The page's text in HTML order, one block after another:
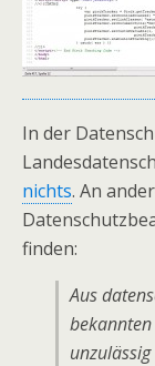
In der
nichts. An
finden:
Aus
unzulässig